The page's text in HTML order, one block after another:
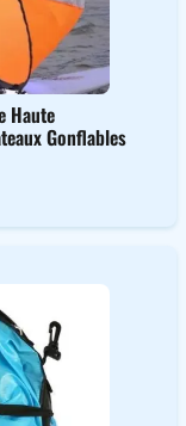
Haute
Gonflables